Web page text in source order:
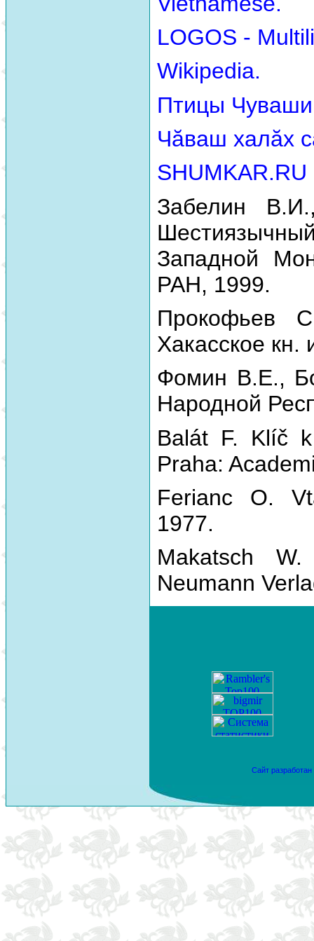
LOGOS -
Wikipedia.
Птицы
Чăваш халăх
SHUMKAR.RU
Забелин
Западной
РАН, 1999.
Прокофьев
Хакасское кн.
Фомин В.Е.,
Народной
Balát F. Klíč
Praha:
Ferianc O.
1977.
Makatsch
Neumann
Сайт